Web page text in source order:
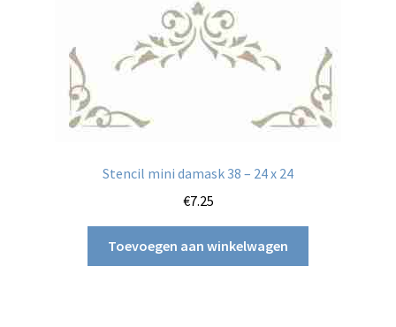
Stencil mini damask 38 – 24 x 24
€7.25
Toevoegen aan winkelwagen